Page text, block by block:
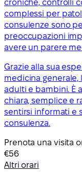
croniche, controlli
complessi per
consulenze sono
preoccupazioni
avere un parere
Grazie alla sua
medicina generale,
adulti e bambini. È
chiara, semplice e
sentirsi informati e
consulenza.
Prenota una visita
€56
Altri orari